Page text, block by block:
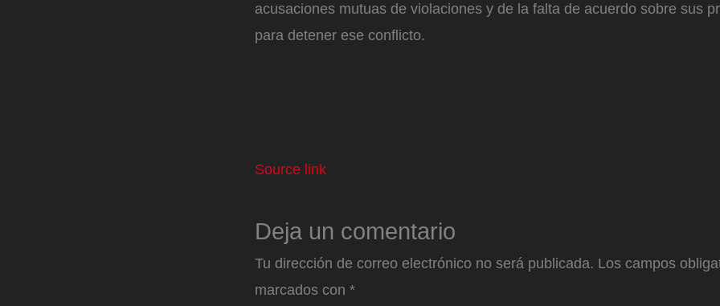
acusaciones mutuas de violaciones y de la falta de acuerdo sobre sus
para detener ese conflicto.
Source link
Deja un comentario
Tu dirección de correo electrónico no será publicada. Los campos
marcados con *